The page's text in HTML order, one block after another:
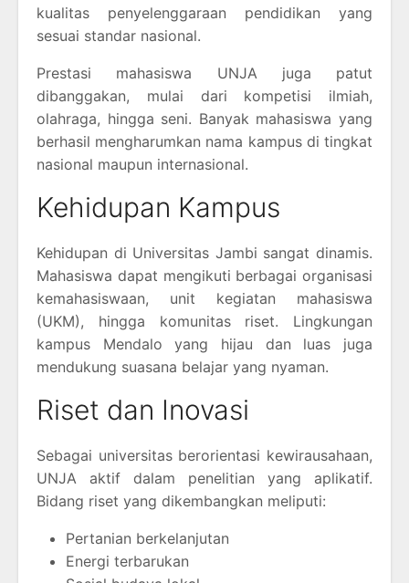
kualitas penyelenggaraan pendidikan yang
sesuai standar nasional.
Prestasi mahasiswa UNJA juga patut
dibanggakan, mulai dari kompetisi ilmiah,
olahraga, hingga seni. Banyak mahasiswa yang
berhasil mengharumkan nama kampus di tingkat
nasional maupun internasional.
Kehidupan Kampus
Kehidupan di Universitas Jambi sangat dinamis.
Mahasiswa dapat mengikuti berbagai organisasi
kemahasiswaan, unit kegiatan mahasiswa
(UKM), hingga komunitas riset. Lingkungan
kampus Mendalo yang hijau dan luas juga
mendukung suasana belajar yang nyaman.
Riset dan Inovasi
Sebagai universitas berorientasi kewirausahaan,
UNJA aktif dalam penelitian yang aplikatif.
Bidang riset yang dikembangkan meliputi:
Pertanian berkelanjutan
Energi terbarukan